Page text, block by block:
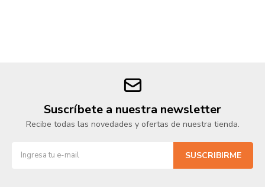
Suscríbete a nuestra newsletter
Recibe todas las novedades y ofertas de nuestra tienda.
SUSCRIBIRME